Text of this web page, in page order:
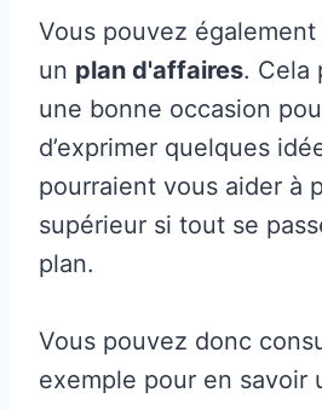
Vous pouvez
un plan d'affaires. Cela
une bonne occasion
d’exprimer quelques
pourraient vous aider à
supérieur si tout se
plan.
Vous pouvez donc
exemple pour en savoir